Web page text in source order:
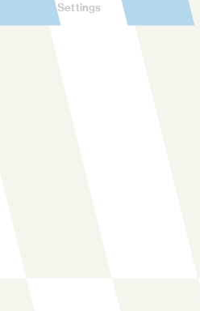
Cookies Settings